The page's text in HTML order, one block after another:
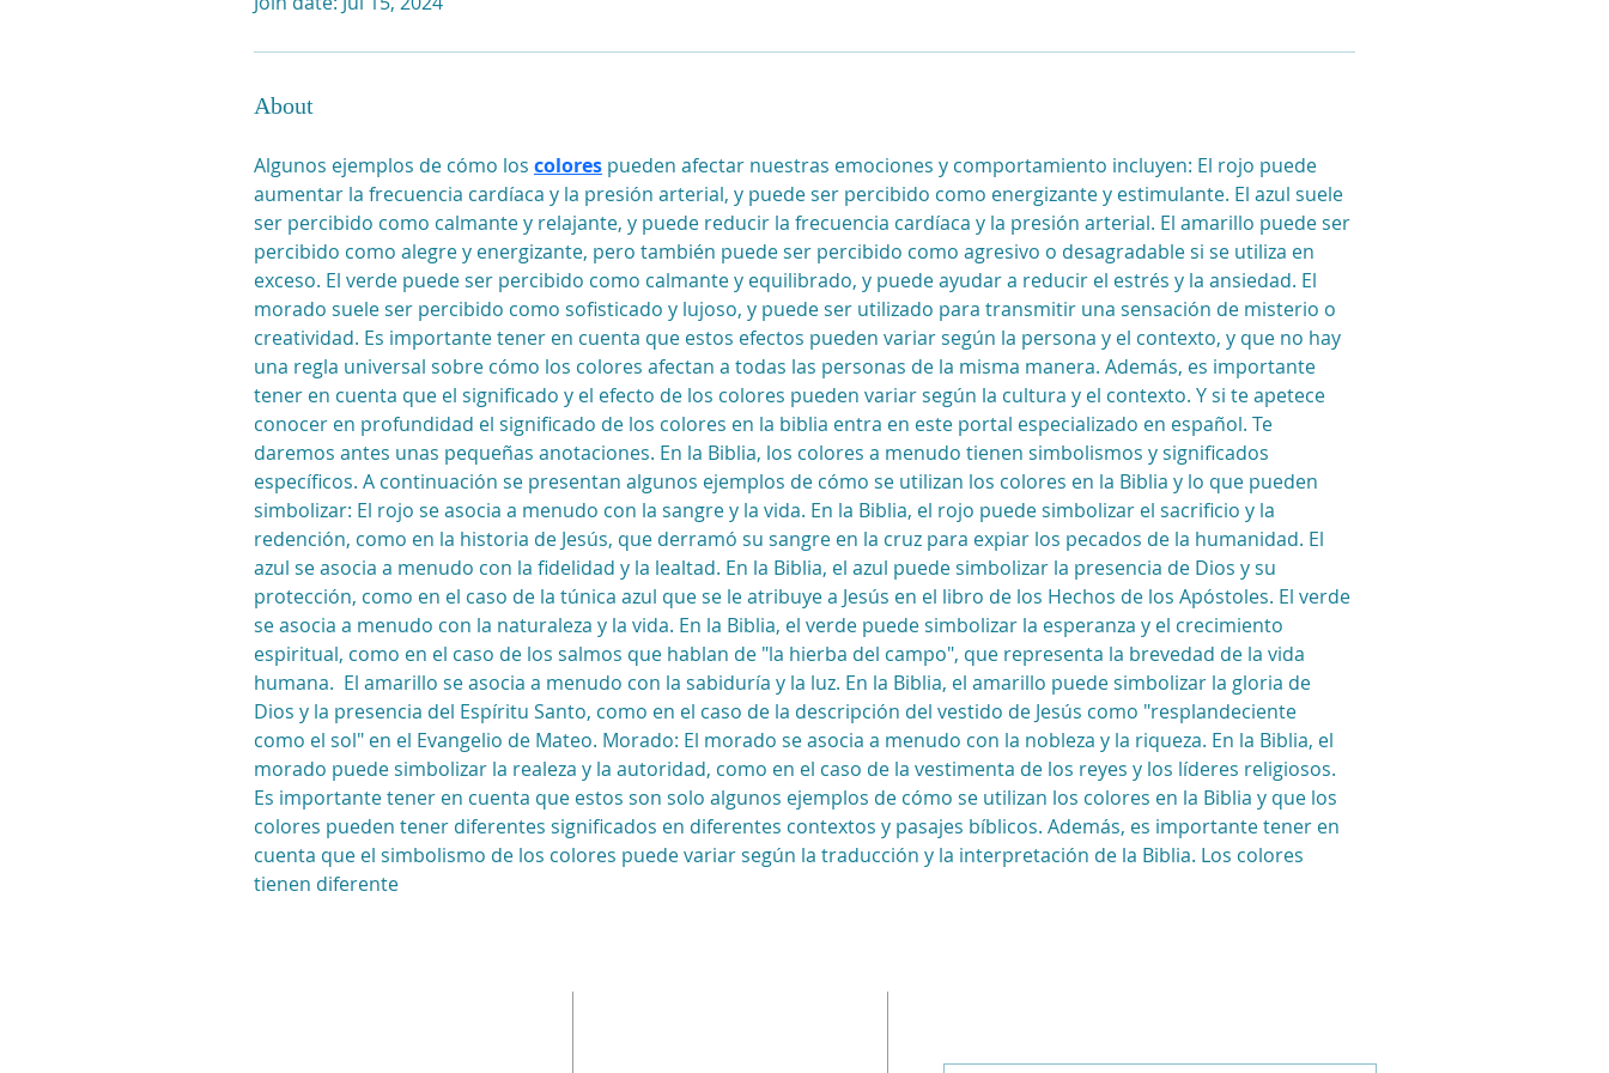
About
Algunos ejemplos de cómo los colores pueden afectar nuestras emociones y comportamiento incluyen: El rojo puede
aumentar la frecuencia cardíaca y la presión arterial, y puede ser percibido como energizante y estimulante. El azul suele
ser percibido como calmante y relajante, y puede reducir la frecuencia cardíaca y la presión arterial. El amarillo puede ser
percibido como alegre y energizante, pero también puede ser percibido como agresivo o desagradable si se utiliza en
exceso. El verde puede ser percibido como calmante y equilibrado, y puede ayudar a reducir el estrés y la ansiedad. El
morado suele ser percibido como sofisticado y lujoso, y puede ser utilizado para transmitir una sensación de misterio o
creatividad. Es importante tener en cuenta que estos efectos pueden variar según la persona y el contexto, y que no hay
una regla universal sobre cómo los colores afectan a todas las personas de la misma manera. Además, es importante
tener en cuenta que el significado y el efecto de los colores pueden variar según la cultura y el contexto. Y si te apetece
conocer en profundidad el significado de los colores en la biblia entra en este portal especializado en español. Te
daremos antes unas pequeñas anotaciones. En la Biblia, los colores a menudo tienen simbolismos y significados
específicos. A continuación se presentan algunos ejemplos de cómo se utilizan los colores en la Biblia y lo que pueden
simbolizar: El rojo se asocia a menudo con la sangre y la vida. En la Biblia, el rojo puede simbolizar el sacrificio y la
redención, como en la historia de Jesús, que derramó su sangre en la cruz para expiar los pecados de la humanidad. El
azul se asocia a menudo con la fidelidad y la lealtad. En la Biblia, el azul puede simbolizar la presencia de Dios y su
protección, como en el caso de la túnica azul que se le atribuye a Jesús en el libro de los Hechos de los Apóstoles. El verde
se asocia a menudo con la naturaleza y la vida. En la Biblia, el verde puede simbolizar la esperanza y el crecimiento
espiritual, como en el caso de los salmos que hablan de "la hierba del campo", que representa la brevedad de la vida
humana.  El amarillo se asocia a menudo con la sabiduría y la luz. En la Biblia, el amarillo puede simbolizar la gloria de
Dios y la presencia del Espíritu Santo, como en el caso de la descripción del vestido de Jesús como "resplandeciente
como el sol" en el Evangelio de Mateo. Morado: El morado se asocia a menudo con la nobleza y la riqueza. En la Biblia, el
morado puede simbolizar la realeza y la autoridad, como en el caso de la vestimenta de los reyes y los líderes religiosos.
Es importante tener en cuenta que estos son solo algunos ejemplos de cómo se utilizan los colores en la Biblia y que los
colores pueden tener diferentes significados en diferentes contextos y pasajes bíblicos. Además, es importante tener en
cuenta que el simbolismo de los colores puede variar según la traducción y la interpretación de la Biblia. Los colores
tienen diferente